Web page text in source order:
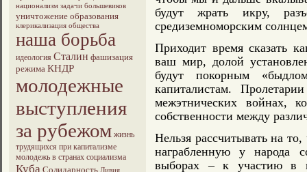
национализм задачи большевиков
уничтожение образования
клерикализация общества
наша борьба
идеология Сталин фашизация
режима КНДР
молодежные
выступления
за рубежом жизнь
трудящихся при капитализме
молодежь в странах социализма
Куба Солидарность Ливия
будут жрать икру,
средиземноморским
Приходит время сказать
ваш мир, долой
будут покорным
капиталистам.
межэтнических войнах,
собственности между
Нельзя рассчитывать на
награбленную у народа
выборах – к участию в